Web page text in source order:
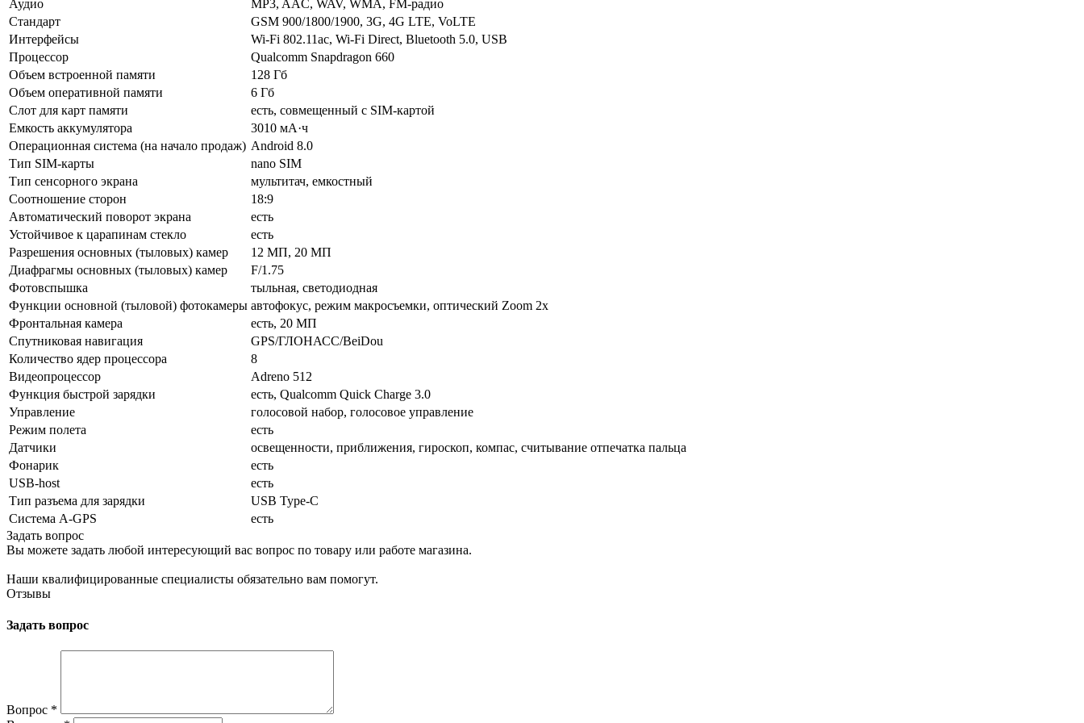
Аудио
MP3, AAC, WAV, WMA, FM-радио
Стандарт
GSM 900/1800/1900, 3G, 4G LTE, VoLTE
Интерфейсы
Wi-Fi 802.11ac, Wi-Fi Direct, Bluetooth 5.0, USB
Процессор
Qualcomm Snapdragon 660
Объем встроенной памяти
128 Гб
Объем оперативной памяти
6 Гб
Слот для карт памяти
есть, совмещенный с SIM-картой
Емкость аккумулятора
3010 мА·ч
Операционная система (на начало продаж) Android 8.0
Тип SIM-карты
nano SIM
Тип сенсорного экрана
мультитач, емкостный
Соотношение сторон
18:9
Автоматический поворот экрана
есть
Устойчивое к царапинам стекло
есть
Разрешения основных (тыловых) камер
12 МП, 20 МП
Диафрагмы основных (тыловых) камер
F/1.75
Фотовспышка
тыльная, светодиодная
Функции основной (тыловой) фотокамеры автофокус, режим макросъемки, оптический Zoom 2x
Фронтальная камера
есть, 20 МП
Спутниковая навигация
GPS/ГЛОНАСС/BeiDou
Количество ядер процессора
8
Видеопроцессор
Adreno 512
Функция быстрой зарядки
есть, Qualcomm Quick Charge 3.0
Управление
голосовой набор, голосовое управление
Режим полета
есть
Датчики
освещенности, приближения, гироскоп, компас, считывание отпечатка пальца
Фонарик
есть
USB-host
есть
Тип разъема для зарядки
USB Type-C
Cистема A-GPS
есть
Задать вопрос
Вы можете задать любой интересующий вас вопрос по товару или работе магазина.
Наши квалифицированные специалисты обязательно вам помогут.
Отзывы
Задать вопрос
Вопрос *